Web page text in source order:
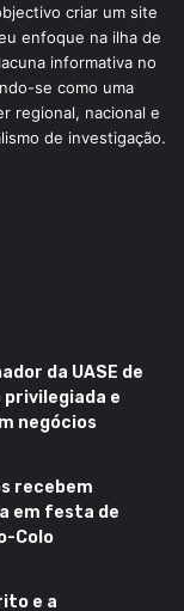
criar um site
enfoque na ilha de
informativa no
se como uma
regional, nacional e
de investigação.
da UASE de
e
negócios
recebem
em festa de
Colo
e a